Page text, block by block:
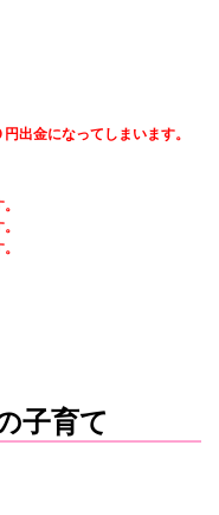
出金になってしまいます。
子育て